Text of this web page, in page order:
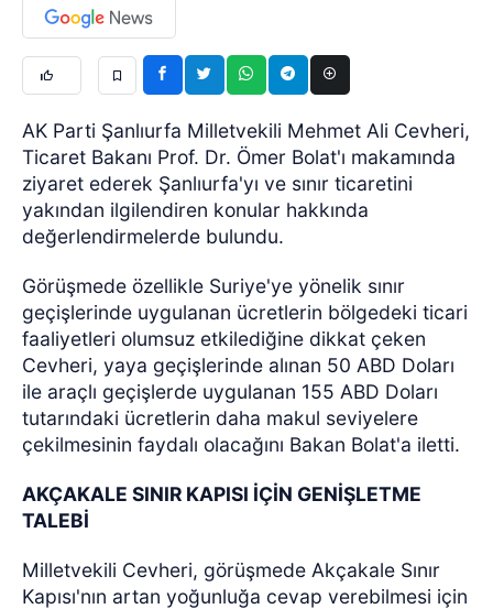
AK Parti Şanlıurfa Milletvekili Mehmet Ali Cevheri,
Ticaret Bakanı Prof. Dr. Ömer Bolat'ı makamında
ziyaret ederek Şanlıurfa'yı ve sınır ticaretini
yakından ilgilendiren konular hakkında
değerlendirmelerde bulundu.
Görüşmede özellikle Suriye'ye yönelik sınır
geçişlerinde uygulanan ücretlerin bölgedeki ticari
faaliyetleri olumsuz etkilediğine dikkat çeken
Cevheri, yaya geçişlerinde alınan 50 ABD Doları
ile araçlı geçişlerde uygulanan 155 ABD Doları
tutarındaki ücretlerin daha makul seviyelere
çekilmesinin faydalı olacağını Bakan Bolat'a iletti.
AKÇAKALE SINIR KAPISI İÇİN GENİŞLETME
TALEBİ
Milletvekili Cevheri, görüşmede Akçakale Sınır
Kapısı'nın artan yoğunluğa cevap verebilmesi için